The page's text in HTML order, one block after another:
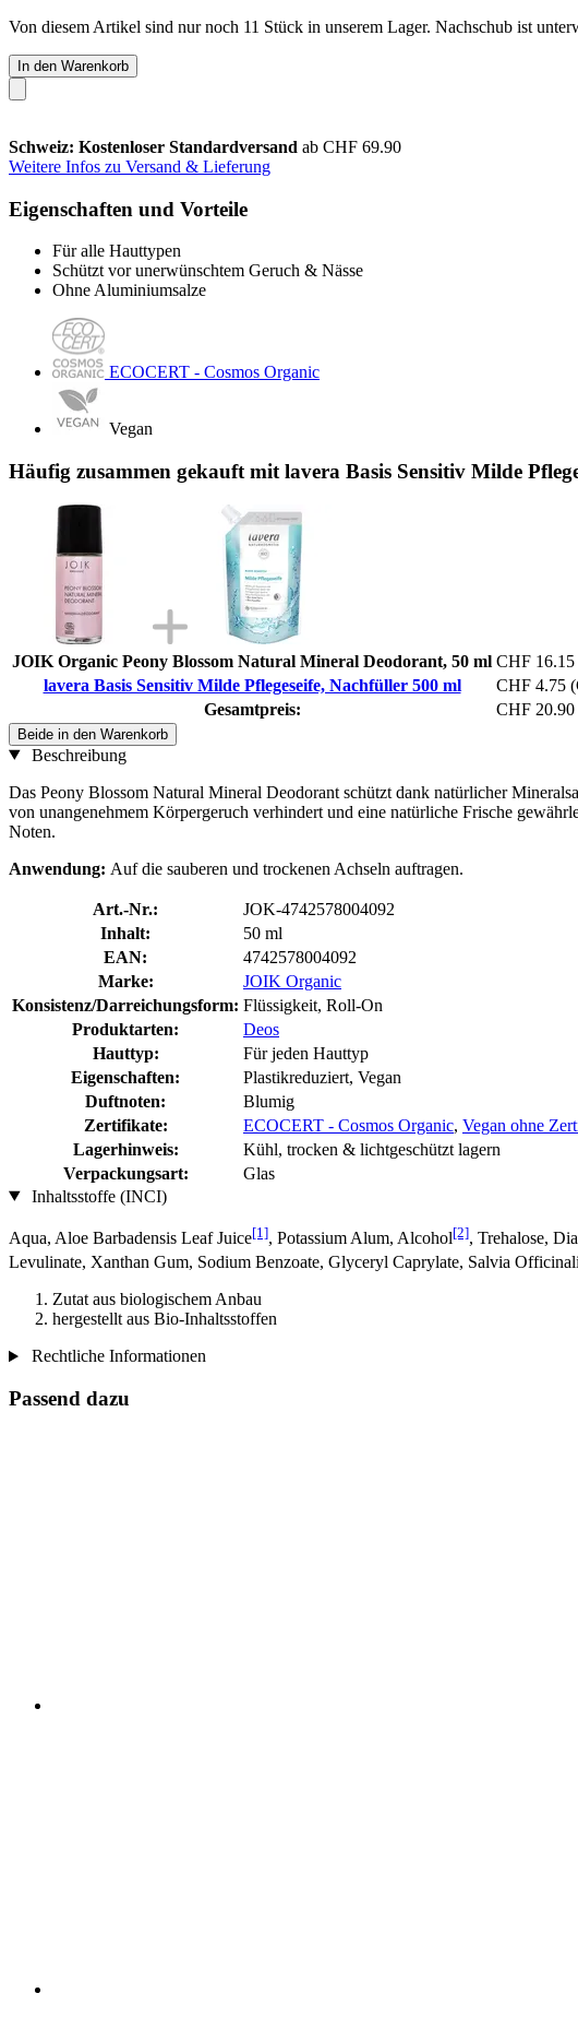
Von diesem Artikel sind nur noch 11 Stück in unserem Lager. Nachschub ist
In den Warenkorb
Schweiz: Kostenloser Standardversand ab CHF 69.90
Weitere Infos zu Versand & Lieferung
Eigenschaften und Vorteile
Für alle Hauttypen
Schützt vor unerwünschtem Geruch & Nässe
Ohne Aluminiumsalze
ECOCERT - Cosmos Organic
Vegan
Häufig zusammen gekauft mit lavera Basis Sensitiv Milde
JOIK Organic Peony Blossom Natural Mineral Deodorant, 50 ml CHF 16.15
lavera Basis Sensitiv Milde Pflegeseife, Nachfüller 500 ml
CHF 4.75
Gesamtpreis:
CHF 20.90
Beide in den Warenkorb
Beschreibung
Das Peony Blossom Natural Mineral Deodorant schützt dank natürlicher
von unangenehmem Körpergeruch verhindert und eine natürliche Frische
Noten.
Anwendung: Auf die sauberen und trockenen Achseln auftragen.
Art.-Nr.:
JOK-4742578004092
Inhalt:
50 ml
EAN:
4742578004092
Marke:
JOIK Organic
Konsistenz/Darreichungsform: Flüssigkeit, Roll-On
Produktarten:
Deos
Hauttyp:
Für jeden Hauttyp
Eigenschaften:
Plastikreduziert, Vegan
Duftnoten:
Blumig
Zertifikate:
ECOCERT - Cosmos Organic, Vegan ohne
Lagerhinweis:
Kühl, trocken & lichtgeschützt lagern
Verpackungsart:
Glas
Inhaltsstoffe (INCI)
Aqua, Aloe Barbadensis Leaf Juice[1], Potassium Alum, Alcohol[2], Trehalose,
Levulinate, Xanthan Gum, Sodium Benzoate, Glyceryl Caprylate, Salvia
Zutat aus biologischem Anbau
hergestellt aus Bio-Inhaltsstoffen
Rechtliche Informationen
Passend dazu